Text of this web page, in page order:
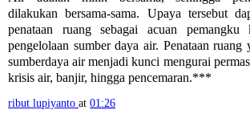
dilakukan bersama-sama. Upaya tersebut
penataan ruang sebagai acuan pemangku
pengelolaan sumber daya air. Penataan ruang
sumberdaya air menjadi kunci mengurai
krisis air, banjir, hingga pencemaran.***
ribut lupiyanto at 01:26